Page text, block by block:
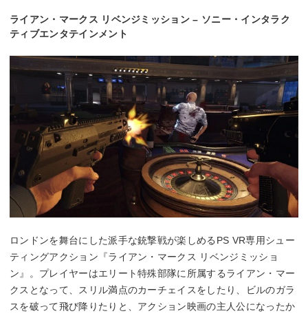
ライアン・マークス リベンジミッション – ソニー・インタラク
ティブエンタテインメント
ロンドンを舞台にした派手な銃撃戦が楽しめるPS VR専用シュー
ティングアクション『ライアン・マークス リベンジミッショ
ン』。プレイヤーはエリート特殊部隊に所属するライアン・マー
クスとなって、スリル満点のカーチェイスをしたり、ビルのガラ
スを破って飛び降りたりと、アクション映画の主人公になったか